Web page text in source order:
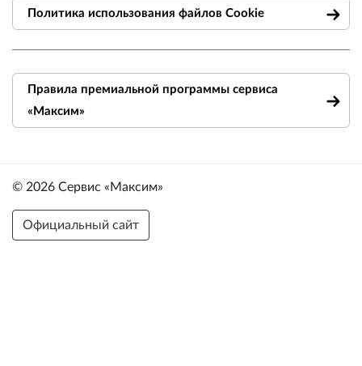
© 2026 Сервис «Максим»
Официальный сайт
Политика использования файлов Cookie
Правила премиальной программы сервиса
«Максим»